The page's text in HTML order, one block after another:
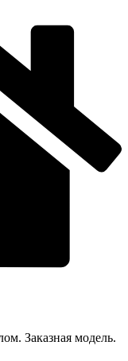
Заказная модель.